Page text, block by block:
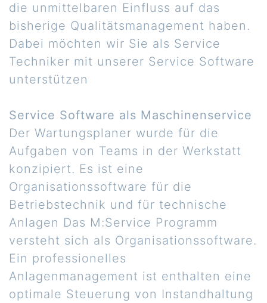
die unmittelbaren Einfluss auf das
bisherige Qualitätsmanagement haben.
Dabei möchten wir Sie als Service
Techniker mit unserer Service Software
unterstützen
Service Software als Maschinenservice
Der Wartungsplaner wurde für die
Aufgaben von Teams in der Werkstatt
konzipiert. Es ist eine
Organisationssoftware für die
Betriebstechnik und für technische
Anlagen Das M:Service Programm
versteht sich als Organisationssoftware.
Ein professionelles
Anlagenmanagement ist enthalten eine
optimale Steuerung von Instandhaltung